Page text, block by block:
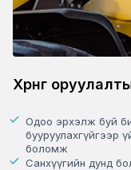
Хөрөнгө
Одоо эрхэлж буй
бууруулахгүйгээр
боломж
Санхүүгийн дунд